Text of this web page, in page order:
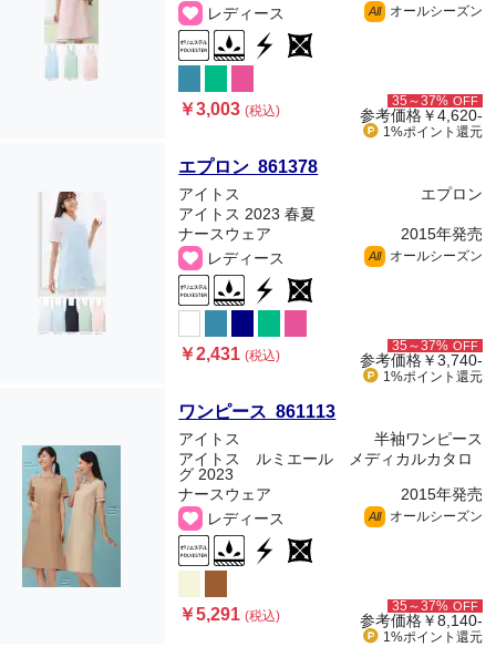
レディース
All オールシーズン
￥3,003(税込)
35～37% OFF
参考価格￥4,620-
1%ポイント 還元
エプロン 861378
アイトス
エプロン
アイトス 2023 春夏
ナースウェア
2015年発売
レディース
All オールシーズン
￥2,431(税込)
35～37% OFF
参考価格￥3,740-
1%ポイント 還元
ワンピース 861113
アイトス
半袖ワンピース
アイトス ルミエール メディカルカタロ
グ 2023
ナースウェア
2015年発売
レディース
All オールシーズン
￥5,291(税込)
35～37% OFF
参考価格￥8,140-
1%ポイント 還元